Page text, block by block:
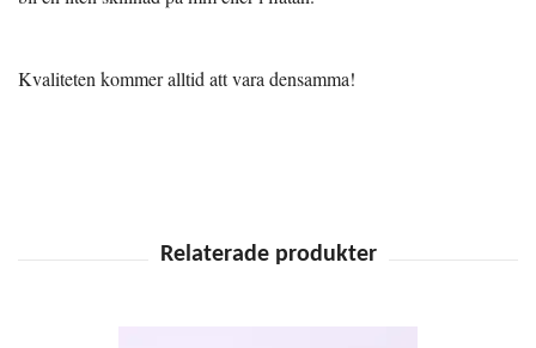
Kvaliteten kommer alltid att vara densamma!